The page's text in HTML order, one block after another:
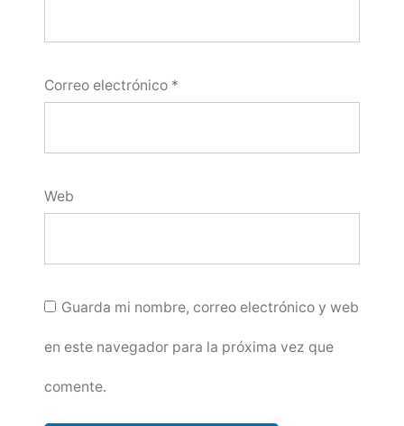
Correo electrónico *
Web
Guarda mi nombre, correo electrónico y web
en este navegador para la próxima vez que
comente.